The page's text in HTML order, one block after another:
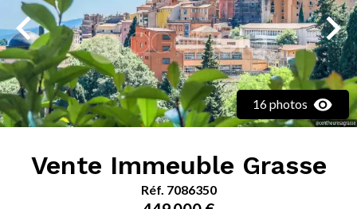
16 photos
Vente Immeuble Grasse
Réf. 7086350